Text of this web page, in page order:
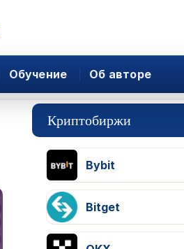
Обучение Об авторе
Криптобиржи
Bybit
Bitget